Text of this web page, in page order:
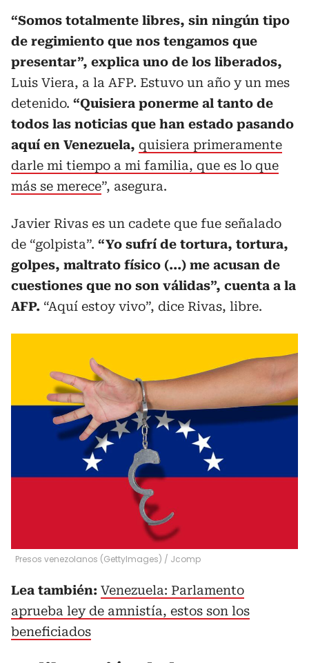
“Somos totalmente libres, sin ningún tipo
de regimiento que nos tengamos que
presentar”, explica uno de los liberados,
Luis Viera, a la AFP. Estuvo un año y un mes
detenido. “Quisiera ponerme al tanto de
todos las noticias que han estado pasando
aquí en Venezuela, quisiera primeramente
darle mi tiempo a mi familia, que es lo que
más se merece”, asegura.
Javier Rivas es un cadete que fue señalado
de “golpista”. “Yo sufrí de tortura, tortura,
golpes, maltrato físico (...) me acusan de
cuestiones que no son válidas”, cuenta a la
AFP. “Aquí estoy vivo”, dice Rivas, libre.
Presos venezolanos (GettyImages) / Jcomp
Lea también: Venezuela: Parlamento
aprueba ley de amnistía, estos son los
beneficiados